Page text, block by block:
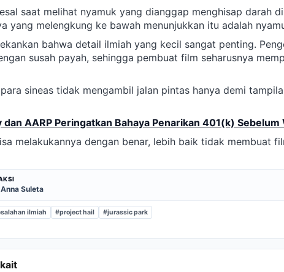
saat melihat nyamuk yang dianggap menghisap darah
yang melengkung ke bawah menunjukkan itu adalah
bahwa detail ilmiah yang kecil sangat penting.
susah payah, sehingga pembuat film seharusnya
sineas tidak mengambil jalan pintas hanya demi
dan AARP Peringatkan Bahaya Penarikan 401(k) Sebelum
melakukannya dengan benar, lebih baik tidak membuat
Suleta
ilmiah #project hail #jurassic park